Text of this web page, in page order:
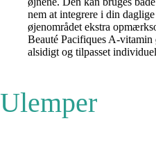
nem at integrere i din
øjenområdet ekstra
Beauté Pacifiques A-
alsidigt og tilpasset
Ulemper